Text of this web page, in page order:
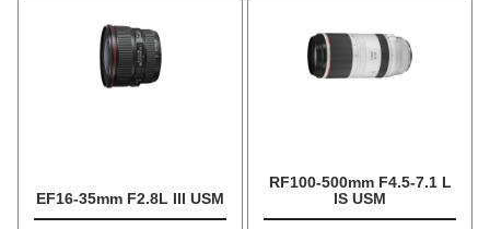
EF16-35mm F2.8L III USM
RF100-500mm F4.5-7.1 L
IS USM